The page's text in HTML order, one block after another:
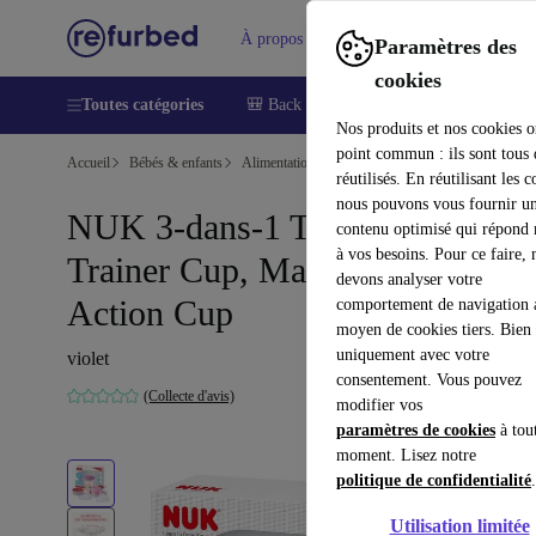
Paramètres des
cookies
Nos produits et nos cookies
point commun : ils sont tous
réutilisés. En réutilisant les
nous pouvons vous fournir
contenu optimisé qui répond
à vos besoins. Pour ce faire,
devons analyser votre
comportement de navigation
moyen de cookies tiers. Bien
uniquement avec votre
consentement. Vous pouvez
modifier vos
paramètres de cookies à
moment. Lisez notre
politique de confidentialité.
Utilisation limitée
À propos Aide
Toutes catégories 🎒 Back to school
Accueil Bébés & enfants Alimentation
NUK 3-dans-1 Trinklernset:
Trainer Cup, Magic Cup 360° &
Action Cup
violet
(Collecte d'avis)